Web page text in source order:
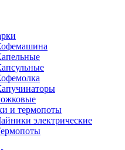
и термопоты
электрические